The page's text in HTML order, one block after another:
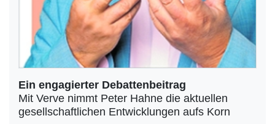
Ein engagierter Debattenbeitrag
Mit Verve nimmt Peter Hahne die aktuellen
gesellschaftlichen Entwicklungen aufs Korn